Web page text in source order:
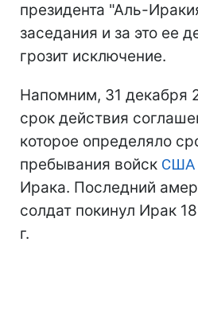
президента "Аль-
заседания и за это ее
грозит исключение.
Напомним, 31 декабря
срок действия
которое определяло
пребывания войск США
Ирака. Последний
солдат покинул Ирак
г.